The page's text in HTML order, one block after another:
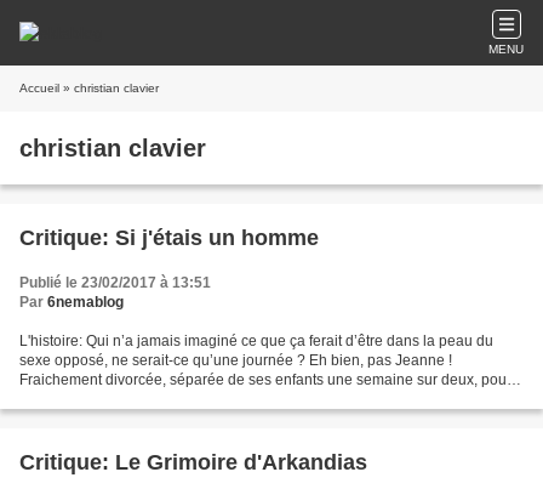
MENU
Accueil » christian clavier
christian clavier
Critique: Si j'étais un homme
Publié le 23/02/2017 à 13:51
Par 6nemablog
L'histoire: Qui n’a jamais imaginé ce que ça ferait d’être dans la peau du
sexe opposé, ne serait-ce qu’une journée ? Eh bien, pas Jeanne !
Fraichement divorcée, séparée de ses enfants une semaine sur deux, pour
Critique: Le Grimoire d'Arkandias